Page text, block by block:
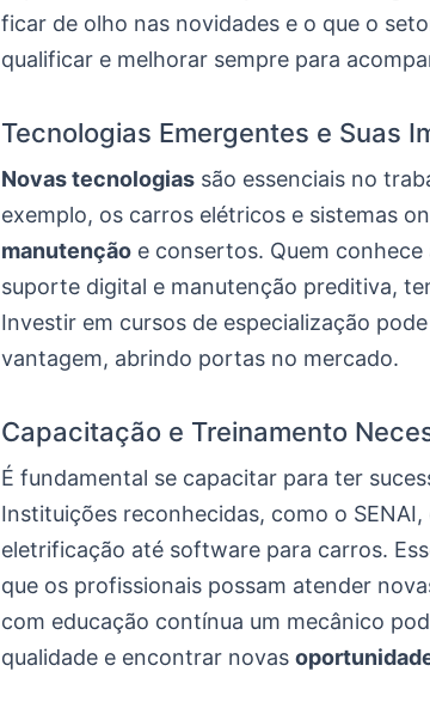
ficar de olho nas novidades e o que o
qualificar e melhorar sempre para
Tecnologias Emergentes e Suas
Novas tecnologias são essenciais no
exemplo, os carros elétricos e sistemas
manutenção e consertos. Quem
suporte digital e manutenção preditiva,
Investir em cursos de especialização
vantagem, abrindo portas no mercado.
Capacitação e Treinamento
É fundamental se capacitar para ter
Instituições reconhecidas, como o
eletrificação até software para carros.
que os profissionais possam atender
com educação contínua um mecânico
qualidade e encontrar novas